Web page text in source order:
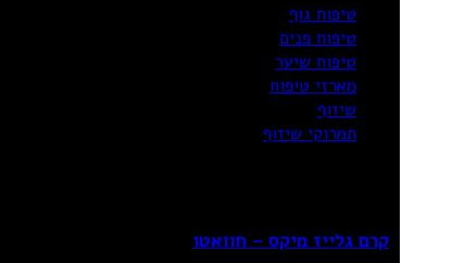
טיפוח גוף
טיפוח פנים
טיפוח שיער
מארזי טיפוח
שיזוף
תמרוקי שיזוף
קרם גלייז מיקס – חוואטו